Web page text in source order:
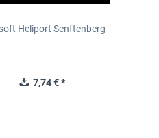
Heliport Senftenberg
7,74 € *